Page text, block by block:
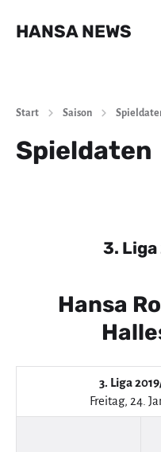
HANSA NEWS
Start Saison
Spieldaten
3.
Hansa
3. Liga
Freitag, 24.